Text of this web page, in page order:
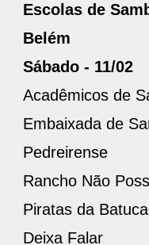
Escolas de
Belém
Sábado - 11/02
Acadêmicos de
Embaixada de
Pedreirense
Rancho Não
Piratas da
Deixa Falar